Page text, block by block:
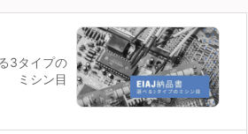
3タイプの
ミシン目